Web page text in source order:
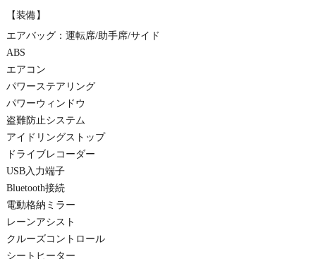
【装備】
エアバッグ：運転席/助手席/サイド
ABS
エアコン
パワーステアリング
パワーウィンドウ
盗難防止システム
アイドリングストップ
ドライブレコーダー
USB入力端子
Bluetooth接続
電動格納ミラー
レーンアシスト
クルーズコントロール
シートヒーター